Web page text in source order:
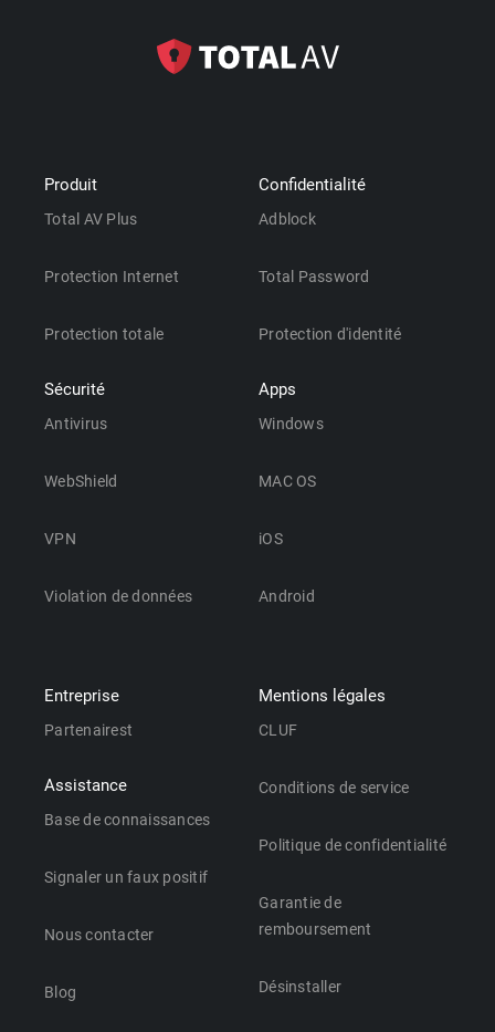
Produit
Total AV Plus
Protection Internet
Protection totale
Sécurité
Antivirus
WebShield
VPN
Violation de données
Confidentialité
Adblock
Total Password
Protection d'identité
Apps
Windows
MAC OS
iOS
Android
Entreprise
Partenairest
Assistance
Base de connaissances
Signaler un faux positif
Nous contacter
Blog
Mentions légales
CLUF
Conditions de service
Politique de confidentialité
Garantie de
remboursement
Désinstaller